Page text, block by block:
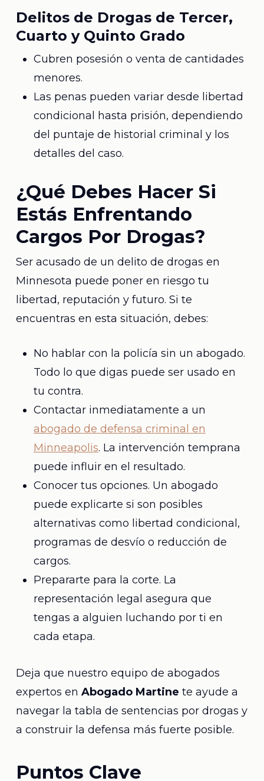
Delitos de Drogas de Tercer,
Cuarto y Quinto Grado
Cubren posesión o venta de cantidades
menores.
Las penas pueden variar desde libertad
condicional hasta prisión, dependiendo
del puntaje de historial criminal y los
detalles del caso.
¿Qué Debes Hacer Si
Estás Enfrentando
Cargos Por Drogas?
Ser acusado de un delito de drogas en
Minnesota puede poner en riesgo tu
libertad, reputación y futuro. Si te
encuentras en esta situación, debes:
No hablar con la policía sin un abogado.
Todo lo que digas puede ser usado en
tu contra.
Contactar inmediatamente a un
abogado de defensa criminal en
Minneapolis. La intervención temprana
puede influir en el resultado.
Conocer tus opciones. Un abogado
puede explicarte si son posibles
alternativas como libertad condicional,
programas de desvío o reducción de
cargos.
Prepararte para la corte. La
representación legal asegura que
tengas a alguien luchando por ti en
cada etapa.
Deja que nuestro equipo de abogados
expertos en Abogado Martine te ayude a
navegar la tabla de sentencias por drogas y
a construir la defensa más fuerte posible.
Puntos Clave